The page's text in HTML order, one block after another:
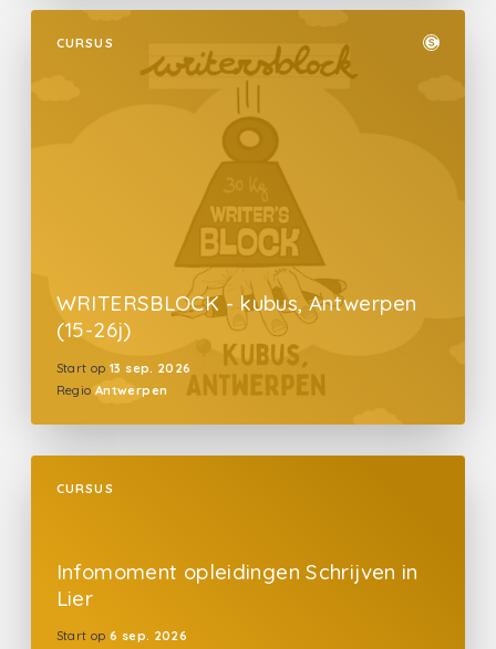
CURSUS
WRITERSBLOCK - kubus, Antwerpen
(15-26j)
Start op 13 sep. 2026
Regio Antwerpen
CURSUS
Infomoment opleidingen Schrijven in
Lier
Start op 6 sep. 2026